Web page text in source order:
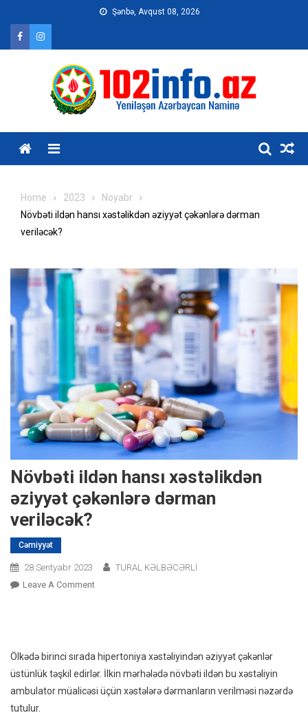
content
Şənbə, Avqust 08, 2026
Home 2023
Noyabr
Növbəti ildən hansı xəstəlikdən əziyyət çəkənlərə dərman
veriləcək?
Növbəti ildən hansı xəstəlikdən
əziyyət çəkənlərə dərman
veriləcək?
Cəmiyyət
28 Sentyabr 2023
TURAL KƏLBƏCƏRLİ
Leave A CommentOn
Əziyyət
Çəkənlərə
Dərman
Ölkədə birinci sırada hipertoniya xəstəliyindən əziyyət çəkənlər
üstünlük təşkil edirlər. İlkin mərhələdə növbəti ildən bu xəstəliyin
ambulator müalicəsi üçün xəstələrə dərmanların verilməsi nəzərdə
tutulur.